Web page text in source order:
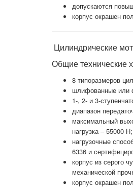
допускаются
корпус окрашен
Цилиндрические
Общие технические
8 типоразмеров
шлифованные или
1-, 2- и 3-
диапазон
максимальный
нагрузка – 55000 Н;
нагрузочные
6336 и
корпус из серого
механической
корпус окрашен